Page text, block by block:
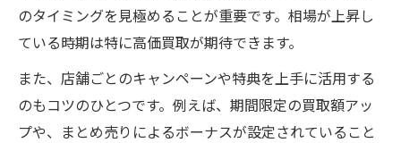
のタイミングを見極めることが重要です。相場が上昇し
ている時期は特に高価買取が期待できます。
また、店舗ごとのキャンペーンや特典を上手に活用する
のもコツのひとつです。例えば、期間限定の買取額アッ
プや、まとめ売りによるボーナスが設定されていること